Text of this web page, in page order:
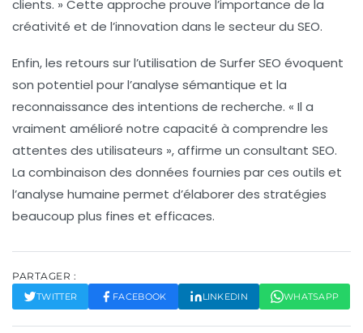
clients. » Cette approche prouve l’importance de la
créativité et de l’innovation dans le secteur du SEO.
Enfin, les retours sur l’utilisation de Surfer SEO évoquent
son potentiel pour l’analyse sémantique et la
reconnaissance des intentions de recherche. « Il a
vraiment amélioré notre capacité à comprendre les
attentes des utilisateurs », affirme un consultant SEO.
La combinaison des données fournies par ces outils et
l’analyse humaine permet d’élaborer des stratégies
beaucoup plus fines et efficaces.
PARTAGER :
TWITTER FACEBOOK LINKEDIN WHATSAPP